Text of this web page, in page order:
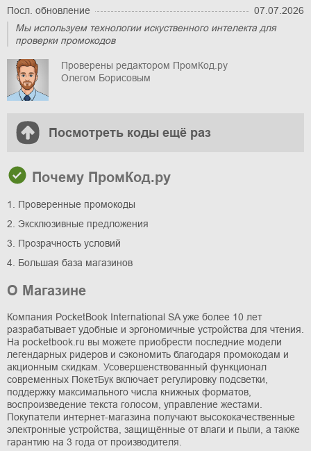
Посл. обновление
07.07.2026
Мы используем технологии искуственного интелекта для
проверки промокодов
Проверены редактором ПромКод.ру
Олегом Борисовым
Посмотреть коды ещё раз
Почему ПромКод.ру
1. Проверенные промокоды
2. Эксклюзивные предложения
3. Прозрачность условий
4. Большая база магазинов
О Магазине
Компания PocketBook International SA уже более 10 лет
разрабатывает удобные и эргономичные устройства для чтения.
На pocketbook.ru вы можете приобрести последние модели
легендарных ридеров и сэкономить благодаря промокодам и
акционным скидкам. Усовершенствованный функционал
современных ПокетБук включает регулировку подсветки,
поддержку максимального числа книжных форматов,
воспроизведение текста голосом, управление жестами.
Покупатели интернет-магазина получают высококачественные
электронные устройства, защищённые от влаги и пыли, а также
гарантию на 3 года от производителя.